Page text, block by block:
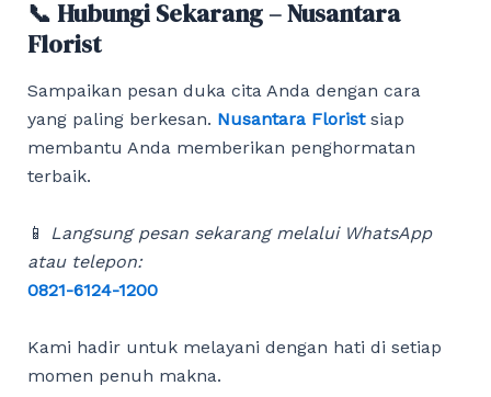
📞 Hubungi Sekarang – Nusantara
Florist
Sampaikan pesan duka cita Anda dengan cara
yang paling berkesan. Nusantara Floristsiap
membantu Anda memberikan penghormatan
terbaik.
📱 Langsung pesan sekarang melalui WhatsApp
atau telepon:
0821-6124-1200
Kami hadir untuk melayani dengan hati di setiap
momen penuh makna.